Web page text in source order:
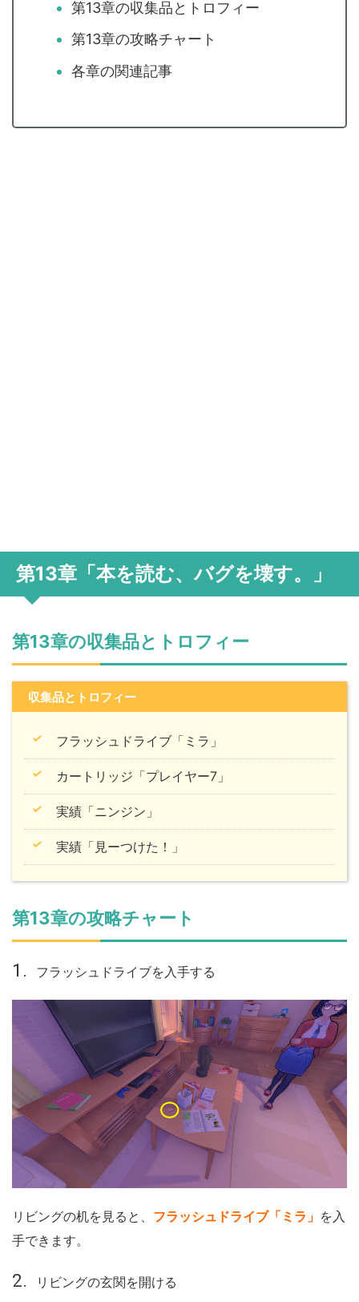
第13章の収集品とトロフィー
第13章の攻略チャート
各章の関連記事
第13章「本を読む、バグを壊す。」
第13章の収集品とトロフィー
収集品とトロフィー
フラッシュドライブ「ミラ」
カートリッジ「プレイヤー7」
実績「ニンジン」
実績「見ーつけた！」
第13章の攻略チャート
フラッシュドライブを入手する
リビングの机を見ると、 フラッシュドライブ「ミラ」 を入
手できます。
リビングの玄関を開ける